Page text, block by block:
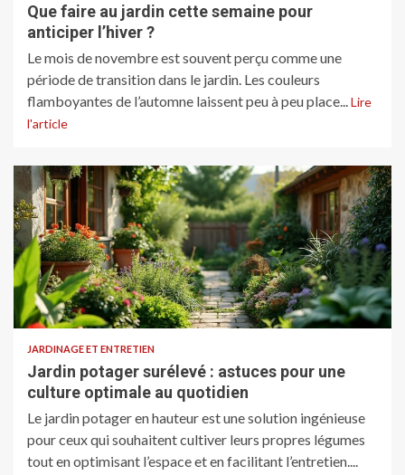
Que faire au jardin cette semaine pour
anticiper l’hiver ?
Le mois de novembre est souvent perçu comme une
période de transition dans le jardin. Les couleurs
flamboyantes de l’automne laissent peu à peu place...Lire
l'article
JARDINAGE ET ENTRETIEN
Jardin potager surélevé : astuces pour une
culture optimale au quotidien
Le jardin potager en hauteur est une solution ingénieuse
pour ceux qui souhaitent cultiver leurs propres légumes
tout en optimisant l’espace et en facilitant l’entretien....